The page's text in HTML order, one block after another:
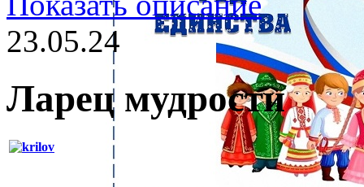
23.05.24
Ларец мудрости